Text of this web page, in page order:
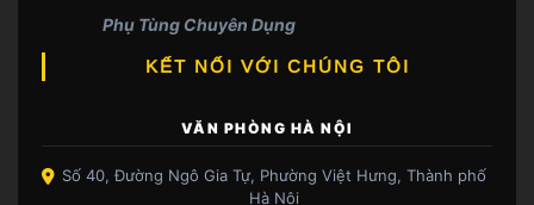
Phụ Tùng Chuyên Dụng
KẾT NỐI VỚI CHÚNG TÔI
VĂN PHÒNG HÀ NỘI
Số 40, Đường Ngô Gia Tự, Phường Việt Hưng, Thành phố
Hà Nội